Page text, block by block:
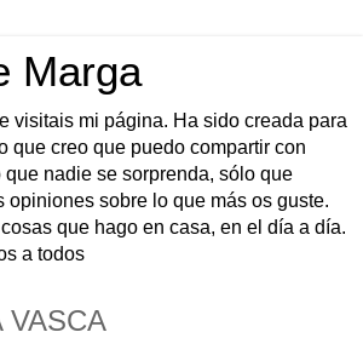
Marga
visitais mi página. Ha sido creada para
que creo que puedo compartir con
que nadie se sorprenda, sólo que
opiniones sobre lo que más os guste.
que hago en casa, en el día a día.
a todos
VASCA